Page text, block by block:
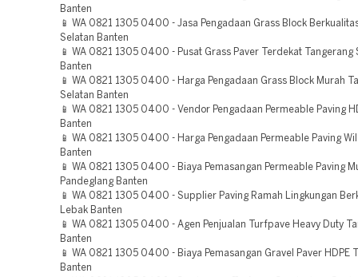
Banten
📱 WA 0821 1305 0400 - Jasa Pengadaan Grass Block
Selatan Banten
📱 WA 0821 1305 0400 - Pusat Grass Paver Terdekat Tangerang
Banten
📱 WA 0821 1305 0400 - Harga Pengadaan Grass Block Murah
Selatan Banten
📱 WA 0821 1305 0400 - Vendor Pengadaan Permeable Paving
Banten
📱 WA 0821 1305 0400 - Harga Pengadaan Permeable Paving
Banten
📱 WA 0821 1305 0400 - Biaya Pemasangan Permeable Paving
Pandeglang Banten
📱 WA 0821 1305 0400 - Supplier Paving Ramah Lingkungan
Lebak Banten
📱 WA 0821 1305 0400 - Agen Penjualan Turfpave Heavy Duty
Banten
📱 WA 0821 1305 0400 - Biaya Pemasangan Gravel Paver HDPE
Banten